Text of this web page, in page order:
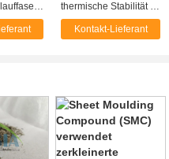
thermische Stabilität 5
Mikron
Faserdurchmesser
Kontakt-Lieferant